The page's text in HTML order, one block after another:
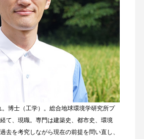
博士（工学）。総合地球環境学研究所プ
て、現職。専門は建築史、都市史、環境
去を考究しながら現在の前提を問い直し、